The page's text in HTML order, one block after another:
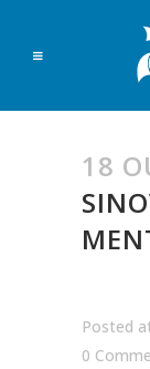
18
Posted
0